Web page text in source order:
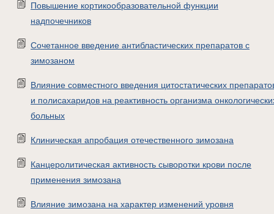
Повышение кортикообразовательной функции
надпочечников
Сочетанное введение антибластических препаратов с
зимозаном
Влияние совместного введения цитостатических
и полисахаридов на реактивность организма
больных
Клиническая апробация отечественного зимозана
Канцеролитическая активность сыворотки крови после
применения зимозана
Влияние зимозана на характер изменений уровня